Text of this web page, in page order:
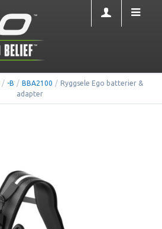
/ -B / BBA2100 / Ryggsele Ego batterier &
adapter